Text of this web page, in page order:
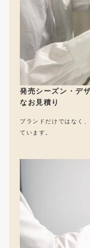
発売シーズン・デ
なお見積り
ブランドだけではなく
ています。